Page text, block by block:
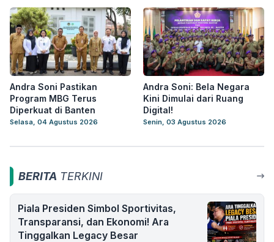
Andra Soni Pastikan
Program MBG Terus
Diperkuat di Banten
Selasa, 04 Agustus 2026
Andra Soni: Bela Negara
Kini Dimulai dari Ruang
Digital!
Senin, 03 Agustus 2026
BERITA TERKINI
Piala Presiden Simbol Sportivitas,
Transparansi, dan Ekonomi! Ara
Tinggalkan Legacy Besar